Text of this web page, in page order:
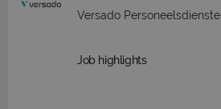
Versado
Job highlights